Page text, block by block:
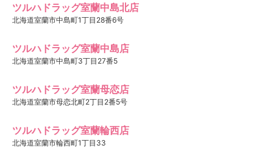
ツルハドラッグ室蘭中島北店
北海道室蘭市中島町1丁目28番6号
ツルハドラッグ室蘭中島店
北海道室蘭市中島町3丁目27番5
ツルハドラッグ室蘭母恋店
北海道室蘭市母恋北町2丁目2番5号
ツルハドラッグ室蘭輪西店
北海道室蘭市輪西町1丁目33